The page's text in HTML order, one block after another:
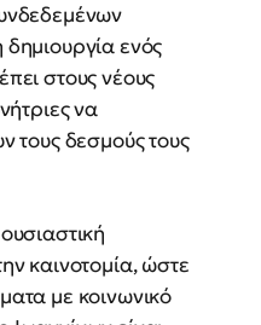
ενός
στους νέους
να
τους δεσμούς τους
καινοτομία, ώστε
με κοινωνικό